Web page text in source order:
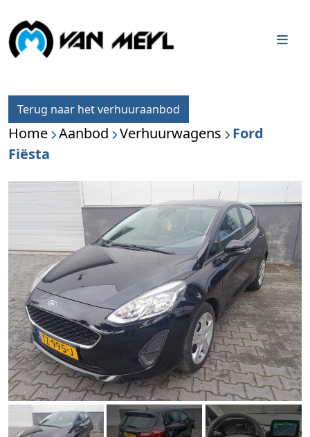
Terug naar het verhuuraanbod
Home Aanbod Verhuurwagens
Ford
Fiësta